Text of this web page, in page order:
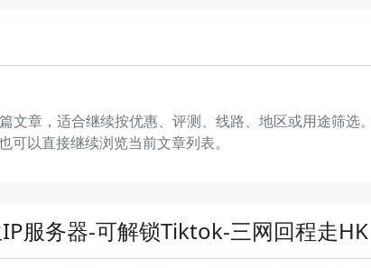
文章，适合继续按优惠、评测、线路、地区或用途筛
以直接继续浏览当前文章列表。
服务器-可解锁Tiktok-三网回程走HK